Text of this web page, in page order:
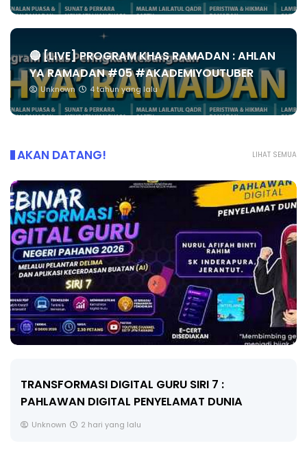
🔴 [LIVE] PROGRAM KHAS RAMADAN : AHLAN
YA RAMADAN #05 #AKADEMIYOUTUBER
Unknown 4 tahun yang lalu
LIHAT SEMUA
AKAN DATANG!
7 :
DUNIA
MAJLIS ANUGERAH FFK
PENDIDIKAN - FLeP) 2026
Unknown